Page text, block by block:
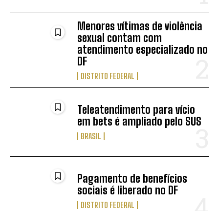
Menores vítimas de violência
sexual contam com
atendimento especializado no
DF
DISTRITO FEDERAL
Teleatendimento para vício
em bets é ampliado pelo SUS
BRASIL
Pagamento de benefícios
sociais é liberado no DF
DISTRITO FEDERAL